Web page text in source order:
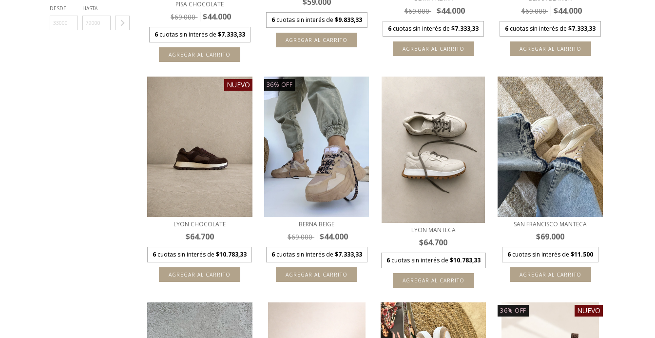
DESDE HASTA PISA CHOCOLATE
$69.000 $44.000
6 cuotas sin interés de $7.333,33
AGREGAR AL CARRITO
6 cuotas sin interés de $9.833,33
AGREGAR AL CARRITO
$69.000 $44.000
6 cuotas sin interés de$7.333,33
AGREGAR AL CARRITO
$69.000 $44.000
6 cuotas sin interés de$7.333,33
AGREGAR AL CARRITO
NUEVO
LYON CHOCOLATE
$64.700
6 cuotas sin interés de$10.783,33
AGREGAR AL CARRITO
36% OFF
BERNA BEIGE
$69.000 $44.000
6 cuotas sin interés de $7.333,33
AGREGAR AL CARRITO
LYON MANTECA
$64.700
6 cuotas sin interés de $10.783,33
AGREGAR AL CARRITO
SAN FRANCISCO MANTECA
$69.000
6 cuotas sin interés de$11.500
AGREGAR AL CARRITO
36% OFF NUEVO